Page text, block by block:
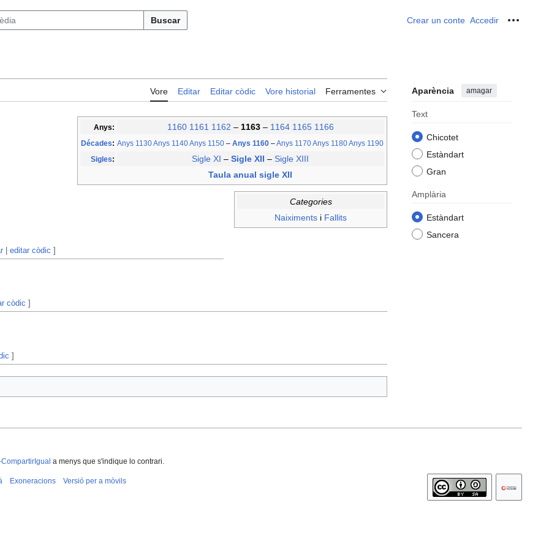
Buscar Crear un conte Accedir
Vore Editar Editar còdic Vore historial Ferramentes Aparència amagar
Text
Chicotet
Estàndart
Gran
Amplària
Estàndart
Sancera
Anys: 1160 1161 1162 – 1163 – 1164 1165 1166
Décades: Anys 1130Anys 1140Anys 1150 – Anys 1160 –Anys 1170Anys 1180Anys 1190
Sigles: Sigle XI – Sigle XII – Sigle XIII
Taula anual sigle XII
Categories
Naiximents i Fallits
|editar còdic ]
còdic ]
]
a menys que s'indique lo contrari.
Exoneracions Versió per a mòvils